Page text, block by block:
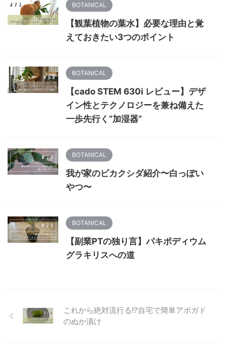
BOTANICAL
【観葉植物の葉水】必要な理由と覚
えておきたい3つのポイント
BOTANICAL
【cado STEM 630i レビュー】デザ
イン性とテクノロジーを兼ね備えた
一歩先行く“加湿器”
BOTANICAL
我が家のビカクシダ紹介〜白っぽい
やつ〜
BOTANICAL
【副業PTの独り言】パキポディウム
グラキリスへの道
これから絶対流行る!?自宅で簡単アボガド
のぬか漬け